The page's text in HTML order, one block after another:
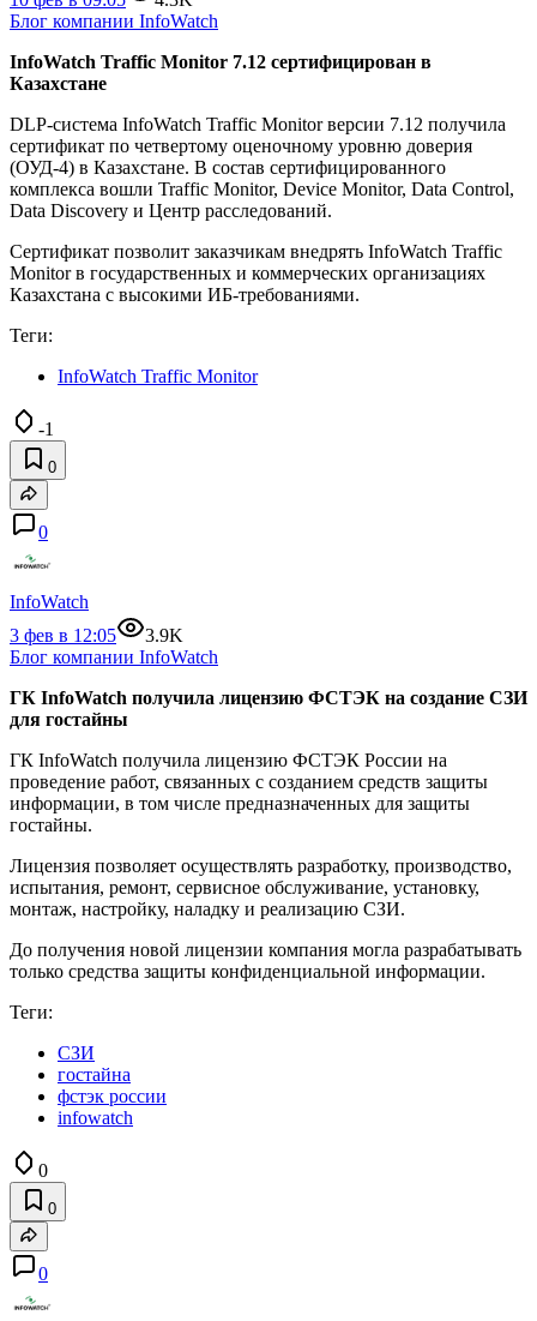
Блог компании InfoWatch
InfoWatch Traffic Monitor 7.12 сертифицирован в
Казахстане
DLP-система InfoWatch Traffic Monitor версии 7.12 получила
сертификат по четвертому оценочному уровню доверия
(ОУД-4) в Казахстане. В состав сертифицированного
комплекса вошли Traffic Monitor, Device Monitor, Data Control,
Data Disсоvery и Центр расследований.
Сертификат позволит заказчикам внедрять InfoWatch Traffic
Monitor в государственных и коммерческих организациях
Казахстана с высокими ИБ-требованиями.
Теги:
InfoWatch Traffic Monitor
-1
0
0
InfoWatch
3 фев в 12:05
3.9K
Блог компании InfoWatch
ГК InfoWatch получила лицензию ФСТЭК на создание СЗИ
для гостайны
ГК InfoWatch получила лицензию ФСТЭК России на
проведение работ, связанных с созданием средств защиты
информации, в том числе предназначенных для защиты
гостайны.
Лицензия позволяет осуществлять разработку, производство,
испытания, ремонт, сервисное обслуживание, установку,
монтаж, настройку, наладку и реализацию СЗИ.
До получения новой лицензии компания могла разрабатывать
только средства защиты конфиденциальной информации.
Теги:
СЗИ
гостайна
фстэк россии
infowatch
0
0
0